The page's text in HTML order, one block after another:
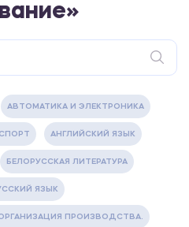
АВТОМАТИКА И ЭЛЕКТРОНИКА
АНГЛИЙСКИЙ ЯЗЫК
БЕЛОРУССКАЯ ЛИТЕРАТУРА
ЯЗЫК
ПРОИЗВОДСТВА.